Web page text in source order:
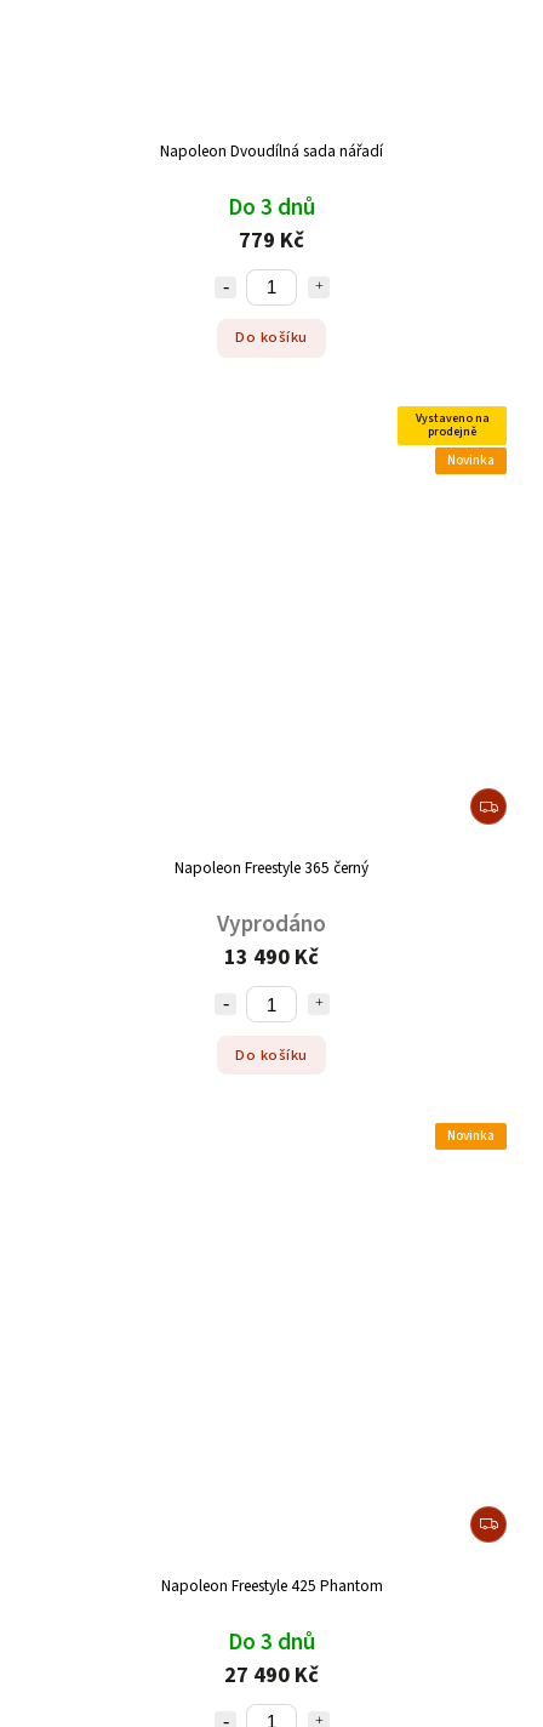
Napoleon Dvoudílná sada nářadí
Do 3 dnů
779 Kč
Do košíku
Novinka
Vystaveno na
prodejně
Napoleon Freestyle 365 černý
Vyprodáno
13 490 Kč
Do košíku
Novinka
Napoleon Freestyle 425 Phantom
Do 3 dnů
27 490 Kč